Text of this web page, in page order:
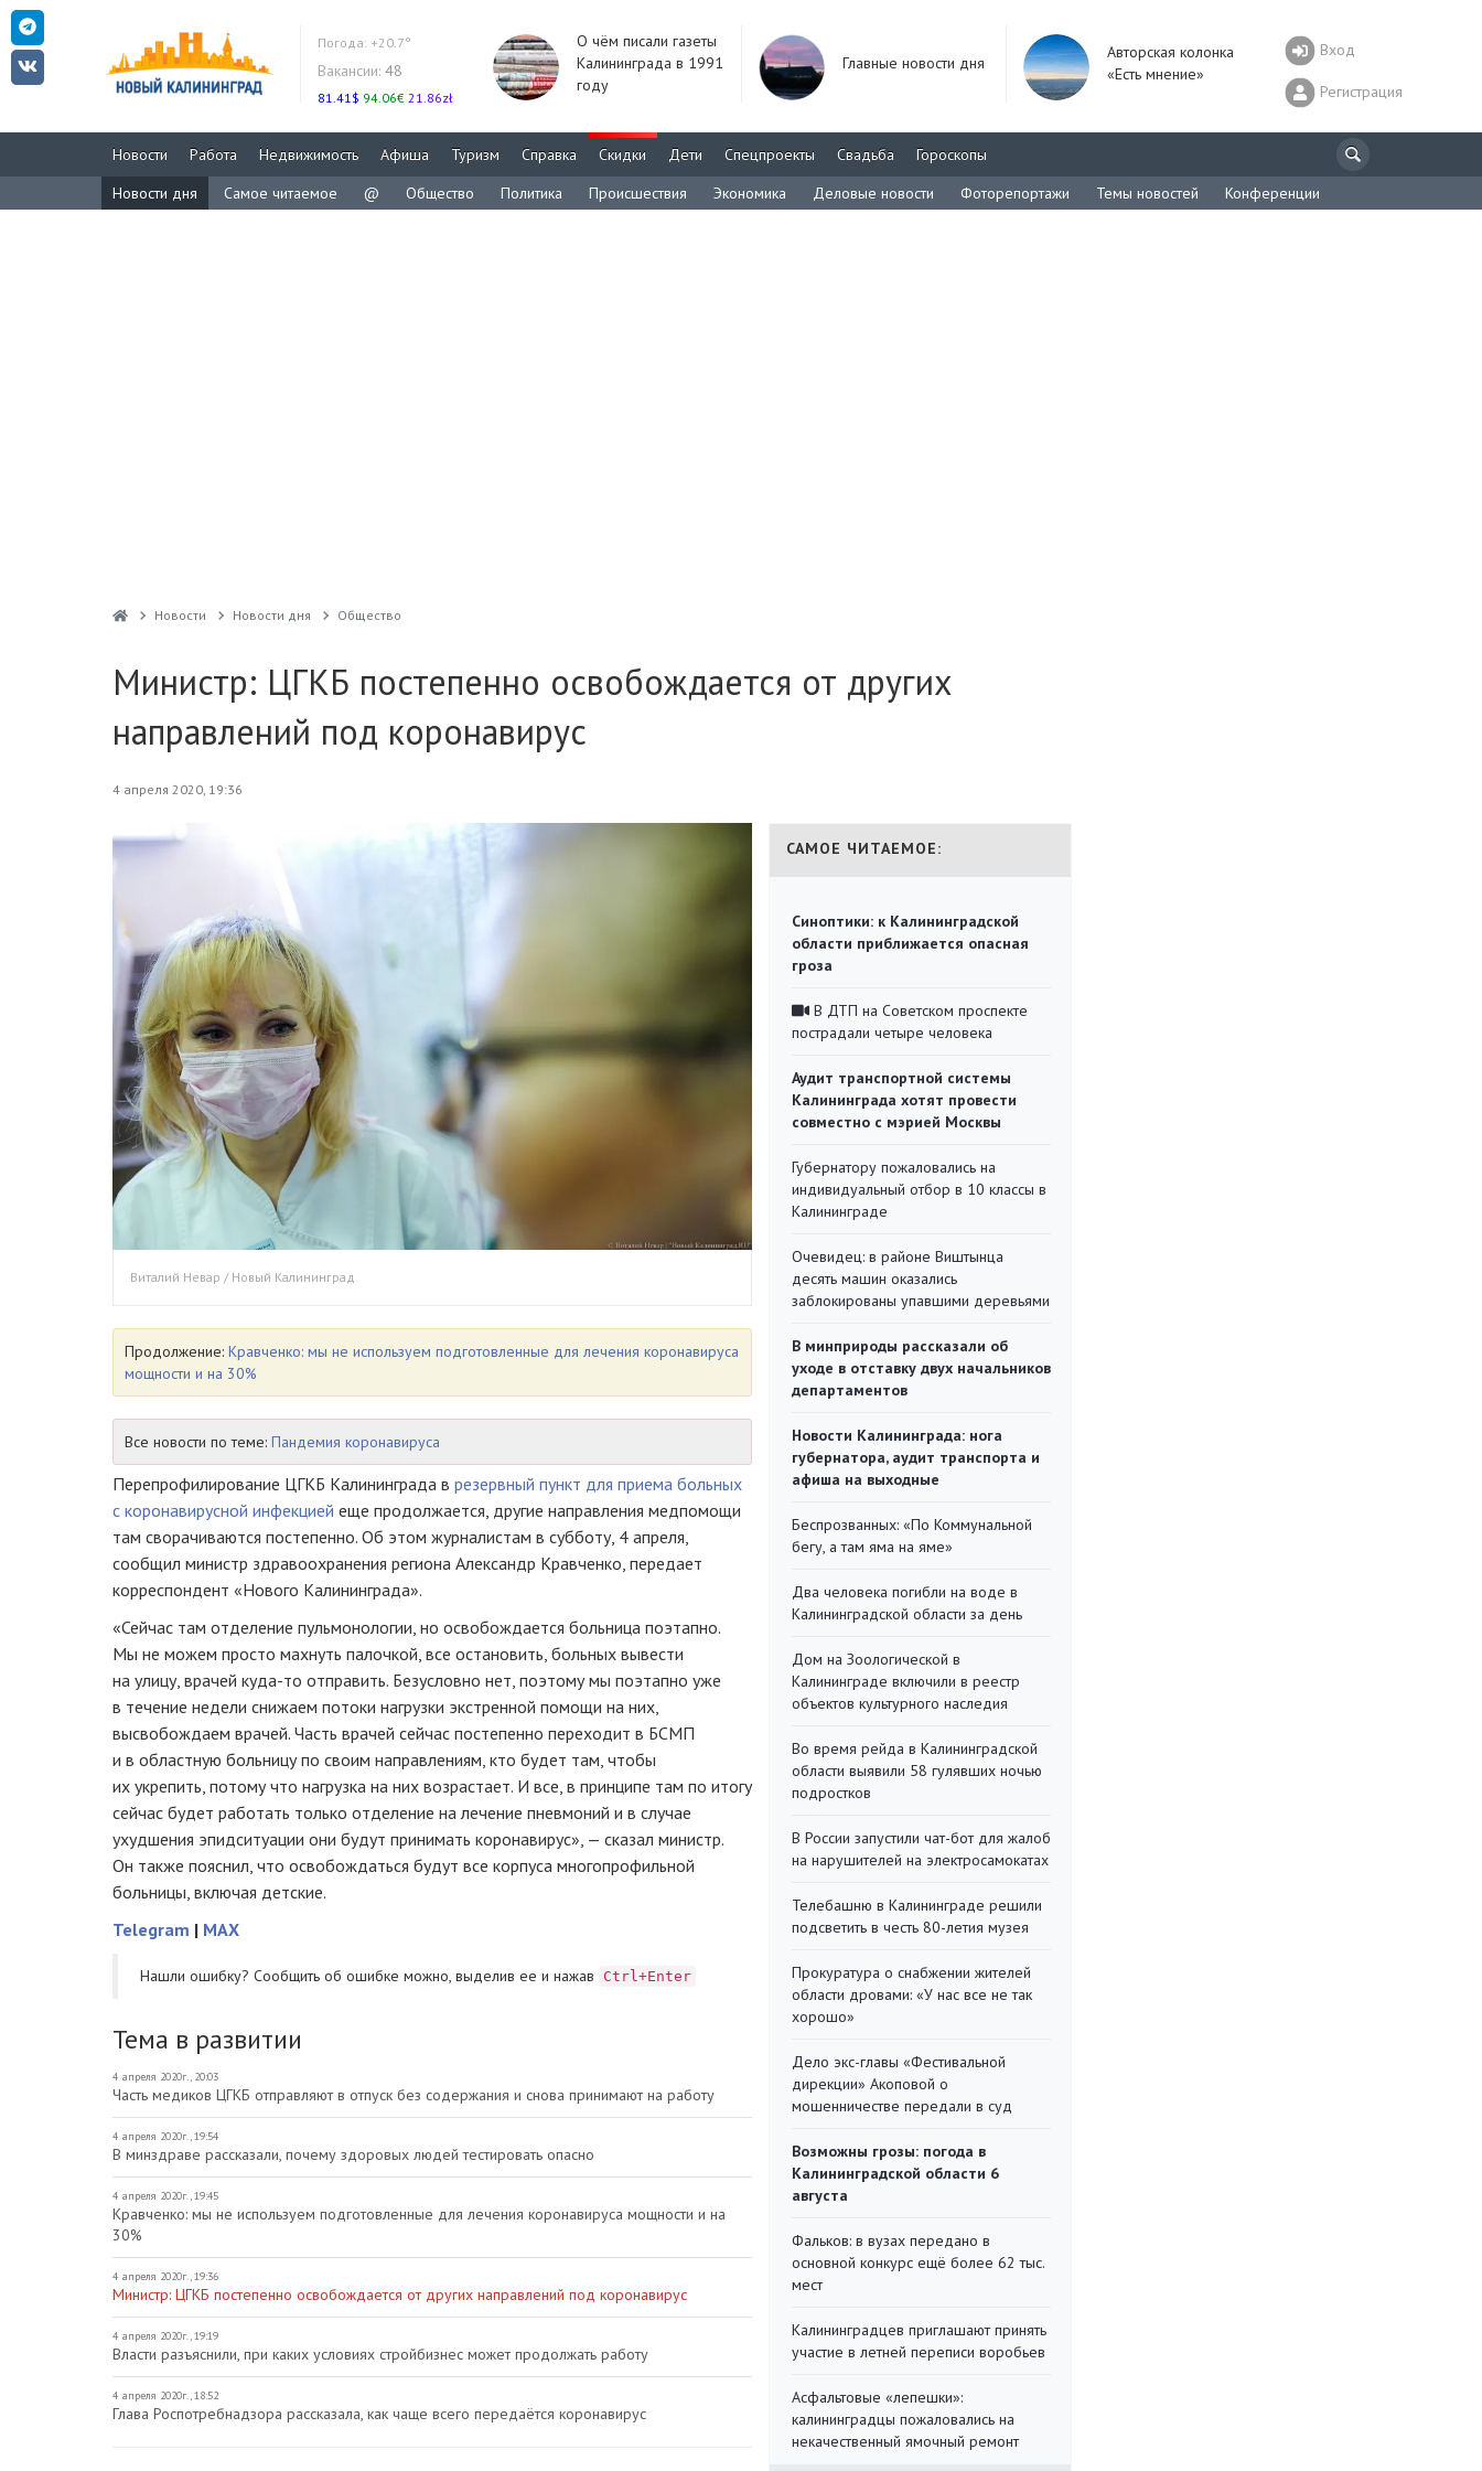
Погода: +20.7°
Вакансии: 48
81.41$ 94.06€ 21.86zł
О чём писали газеты
Калининграда в 1991
году
Главные новости дня
Авторская колонка
«Есть мнение»
Вход
Регистрация
Новости Работа Недвижимость Афиша Туризм Справка Скидки Дети Спецпроекты Свадьба
Гороскопы
Новости дня
Самое читаемое @ Общество Политика Происшествия Экономика Деловые новости Фоторепортажи Темы новостей Конференции
Новости Новости дня Общество
Министр: ЦГКБ постепенно освобождается от других
направлений под коронавирус
4 апреля 2020, 19:36
Виталий Невар / Новый Калининград
Продолжение: Кравченко: мы не используем подготовленные для лечения коронавируса
мощности и на 30%
Все новости по теме: Пандемия коронавируса
Перепрофилирование ЦГКБ Калининграда в резервный пункт для приема больных
с коронавирусной инфекцией еще продолжается, другие направления медпомощи
там сворачиваются постепенно. Об этом журналистам в субботу, 4 апреля,
сообщил министр здравоохранения региона Александр Кравченко, передает
корреспондент «Нового Калининграда».
«Сейчас там отделение пульмонологии, но освобождается больница поэтапно.
Мы не можем просто махнуть палочкой, все остановить, больных вывести
на улицу, врачей куда-то отправить. Безусловно нет, поэтому мы поэтапно уже
в течение недели снижаем потоки нагрузки экстренной помощи на них,
высвобождаем врачей. Часть врачей сейчас постепенно переходит в БСМП
и в областную больницу по своим направлениям, кто будет там, чтобы
их укрепить, потому что нагрузка на них возрастает. И все, в принципе там по итогу
сейчас будет работать только отделение на лечение пневмоний и в случае
ухудшения эпидситуации они будут принимать коронавирус», — сказал министр.
Он также пояснил, что освобождаться будут все корпуса многопрофильной
больницы, включая детские.
Telegram | MAX
Нашли ошибку? Cообщить об ошибке можно, выделив ее и нажав Ctrl+Enter
Тема в развитии
4 апреля 2020г., 20:03
Часть медиков ЦГКБ отправляют в отпуск без содержания и снова принимают на работу
4 апреля 2020г., 19:54
В минздраве рассказали, почему здоровых людей тестировать опасно
4 апреля 2020г., 19:45
Кравченко: мы не используем подготовленные для лечения коронавируса мощности и на
30%
4 апреля 2020г., 19:36
Министр: ЦГКБ постепенно освобождается от других направлений под коронавирус
4 апреля 2020г., 19:19
Власти разъяснили, при каких условиях стройбизнес может продолжать работу
4 апреля 2020г., 18:52
Глава Роспотребнадзора рассказала, как чаще всего передаётся коронавирус
САМОЕ ЧИТАЕМОЕ:
Синоптики: к Калининградской
области приближается опасная
гроза
В ДТП на Советском проспекте
пострадали четыре человека
Аудит транспортной системы
Калининграда хотят провести
совместно с мэрией Москвы
Губернатору пожаловались на
индивидуальный отбор в 10 классы в
Калининграде
Очевидец: в районе Виштынца
десять машин оказались
заблокированы упавшими деревьями
В минприроды рассказали об
уходе в отставку двух начальников
департаментов
Новости Калининграда: нога
губернатора, аудит транспорта и
афиша на выходные
Беспрозванных: «По Коммунальной
бегу, а там яма на яме»
Два человека погибли на воде в
Калининградской области за день
Дом на Зоологической в
Калининграде включили в реестр
объектов культурного наследия
Во время рейда в Калининградской
области выявили 58 гулявших ночью
подростков
В России запустили чат-бот для жалоб
на нарушителей на электросамокатах
Телебашню в Калининграде решили
подсветить в честь 80-летия музея
Прокуратура о снабжении жителей
области дровами: «У нас все не так
хорошо»
Дело экс-главы «Фестивальной
дирекции» Акоповой о
мошенничестве передали в суд
Возможны грозы: погода в
Калининградской области 6
августа
Фальков: в вузах передано в
основной конкурс ещё более 62 тыс.
мест
Калининградцев приглашают принять
участие в летней переписи воробьев
Асфальтовые «лепешки»:
калининградцы пожаловались на
некачественный ямочный ремонт